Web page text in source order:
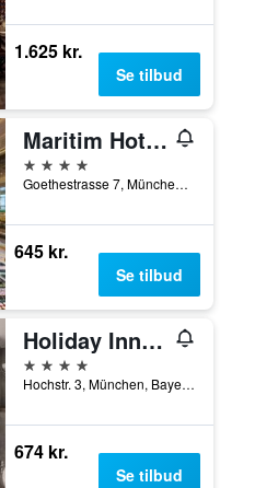
1.625 kr.
Se tilbud
Maritim Hotel München
4 stjerner
Goethestrasse 7, München, Bayern, Tyskland
645 kr.
Se tilbud
Holiday Inn Munich - City Centre By IHG
4 stjerner
Hochstr. 3, München, Bayern, Tyskland
674 kr.
Se tilbud